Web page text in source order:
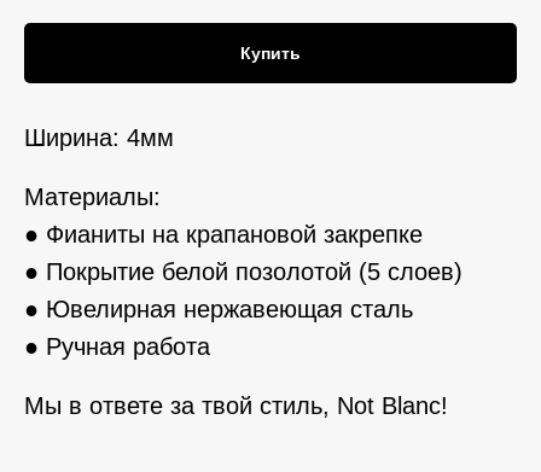
Купить
Ширина: 4мм
Материалы:
● Фианиты на крапановой закрепке
● Покрытие белой позолотой (5 слоев)
● Ювелирная нержавеющая сталь
● Ручная работа
Мы в ответе за твой стиль, Not Blanc!